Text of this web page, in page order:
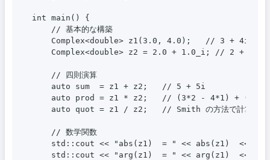
int main() {
    // 基本的な構築
    Complex<double> z1(3.0, 4.0);   // 3 + 4i
    Complex<double> z2 = 2.0 + 1.0_i; // 2 + i
    // 四則演算
    auto sum  = z1 + z2;   // 5 + 5i
auto prod = z1 * z2;   // (3*2 - 4*1) + (3*1
    auto quot = z1 / z2;   // Smith の方法で計算
    // 数学関数
std::cout << "abs(z1)  = " << abs(z1)  <<
std::cout << "arg(z1)  = " << arg(z1)  <<